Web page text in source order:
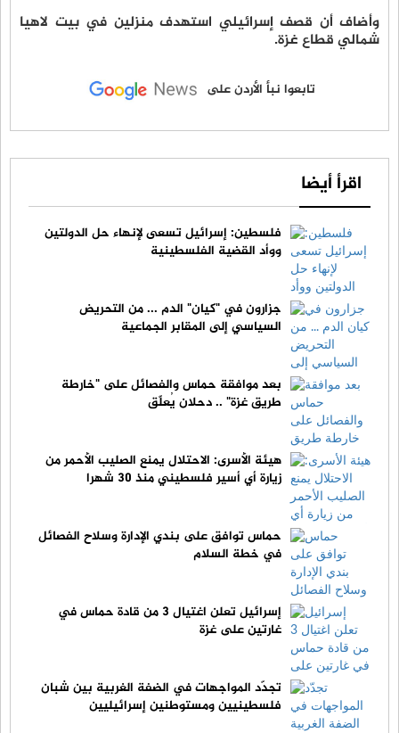
وأضاف أن قصف إسرائيلي استهدف منزلين في بيت لاهيا
شمالي قطاع غزة.
تابعوا نبأ الأردن على
اقرأ أيضا
فلسطين: إسرائيل تسعى لإنهاء حل الدولتين
ووأد القضية الفلسطينية
جزارون في "كيان" الدم ... من التحريض
السياسي إلى المقابر الجماعية
بعد موافقة حماس والفصائل على "خارطة
طريق غزة" .. دحلان يُعلّق
هيئة الأسرى: الاحتلال يمنع الصليب الأحمر من
زيارة أي أسير فلسطيني منذ 30 شهرا
حماس توافق على بندي الإدارة وسلاح الفصائل
في خطة السلام
إسرائيل تعلن اغتيال 3 من قادة حماس في
غارتين على غزة
تجدّد المواجهات في الضفة الغربية بين شبان
فلسطينيين ومستوطنين إسرائيليين